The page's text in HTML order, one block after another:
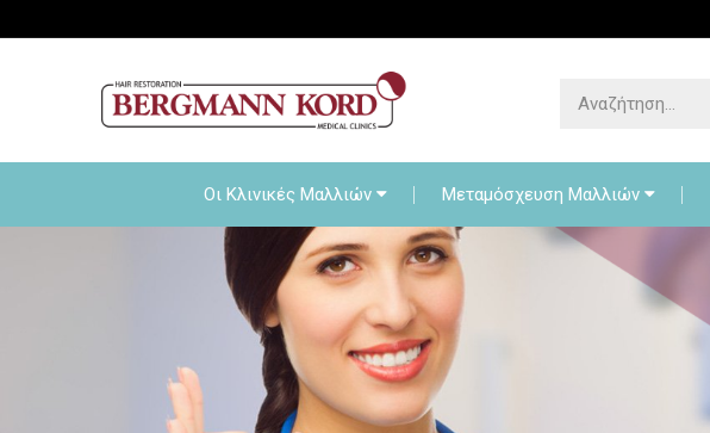
Οι Κλινικές Μαλλιών Μεταμόσχευση Μαλλιών
Οι Κλινικές Μαλλιών